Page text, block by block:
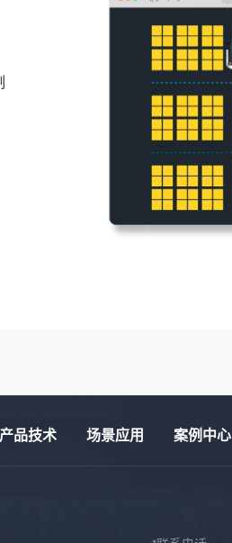
产品技术 场景应用 案例中心